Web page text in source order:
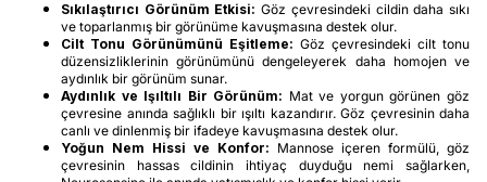
Sıkılaştırıcı Görünüm Etkisi: Göz çevresindeki cildin daha sıkı
ve toparlanmış bir görünüme kavuşmasına destek olur.
Cilt Tonu Görünümünü Eşitleme: Göz çevresindeki cilt tonu
düzensizliklerinin görünümünü dengeleyerek daha homojen ve
aydınlık bir görünüm sunar.
Aydınlık ve Işıltılı Bir Görünüm: Mat ve yorgun görünen göz
çevresine anında sağlıklı bir ışıltı kazandırır. Göz çevresinin daha
canlı ve dinlenmiş bir ifadeye kavuşmasına destek olur.
Yoğun Nem Hissi ve Konfor: Mannose içeren formülü, göz
çevresinin hassas cildinin ihtiyaç duyduğu nemi sağlarken,